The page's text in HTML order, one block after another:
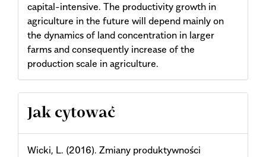
capital-intensive. The productivity growth in
agriculture in the future will depend mainly on
the dynamics of land concentration in larger
farms and consequently increase of the
production scale in agriculture.
Article
Details
Jak cytować
Wicki, L. (2016). Zmiany produktywności